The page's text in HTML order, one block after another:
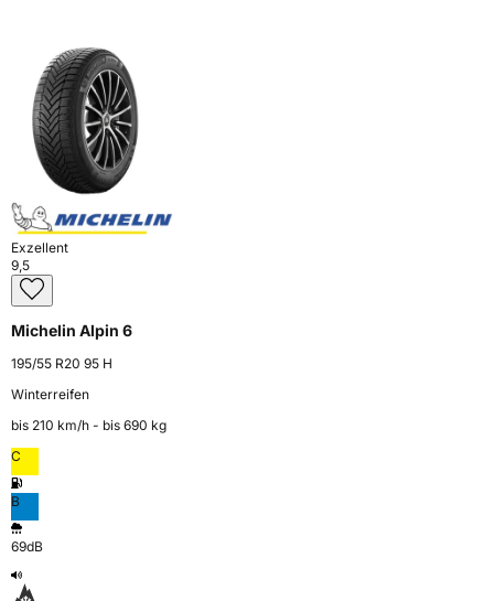
Exzellent
9,5
Michelin Alpin 6
195/55 R20 95 H
Winterreifen
bis 210 km⁠/⁠h - bis 690 kg
C
B
69dB